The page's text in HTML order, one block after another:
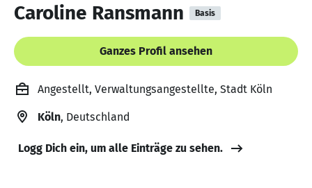
Caroline Ransmann Basis
Ganzes Profil ansehen
Angestellt, Verwaltungsangestellte, Stadt Köln
Köln, Deutschland
Logg Dich ein, um alle Einträge zu sehen.